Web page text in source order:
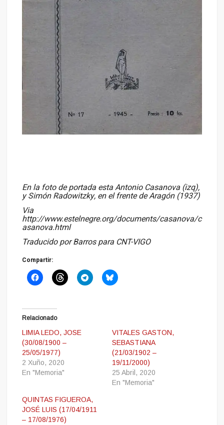
En la foto de portada esta Antonio Casanova (izq),
y Simón Radowitzky, en el frente de Aragón (1937)
Via
http://www.estelnegre.org/documents/casanova/c
asanova.html
Traducido por Barros para CNT-VIGO
Compartir:
Relacionado
LIMIA LEDO, JOSE
(30/08/1900 –
25/05/1977)
2 Xuño, 2020
En "Memoria"
VITALES GASTON,
SEBASTIANA
(21/03/1902 –
19/11/2000)
25 Abril, 2020
En "Memoria"
QUINTAS FIGUEROA,
JOSÉ LUIS (17/04/1911
– 17/08/1976)